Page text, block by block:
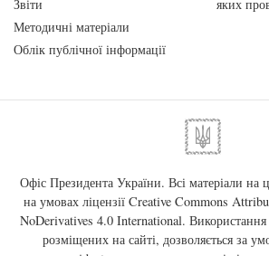
Звіти
Методичні матеріали
Облік публічної інформації
яких
Офіс Президента України. Всі матеріали на
на умовах ліцензії Creative Commons
NoDerivatives 4.0 International. Використання
розміщених на сайті, дозволяється за